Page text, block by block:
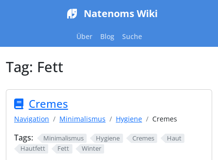
Natenoms Wiki
Über Blog Suche
Tag: Fett
Cremes
Navigation Minimalismus Hygiene Cremes
Tags: Minimalismus Hygiene Cremes
Haut
Hautfett
Fett Winter